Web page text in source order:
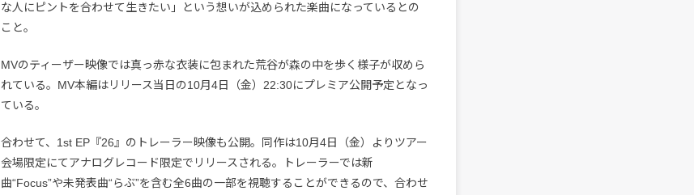
な人にピントを合わせて生きたい」という想いが込められた楽曲になっているとの
こと。
MVのティーザー映像では真っ赤な衣装に包まれた荒谷が森の中を歩く様子が収めら
れている。MV本編はリリース当日の10月4日（金）22:30にプレミア公開予定となっ
ている。
合わせて、1st EP『26』のトレーラー映像も公開。同作は10月4日（金）よりツアー
会場限定にてアナログレコード限定でリリースされる。トレーラーでは新
曲“Focus”や未発表曲“らぶ”を含む全6曲の一部を視聴することができるので、合わせ